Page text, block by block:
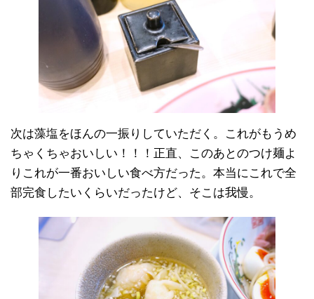
次は藻塩をほんの一振りしていただく。これがもうめ
ちゃくちゃおいしい！！！正直、このあとのつけ麺よ
りこれが一番おいしい食べ方だった。本当にこれで全
部完食したいくらいだったけど、そこは我慢。